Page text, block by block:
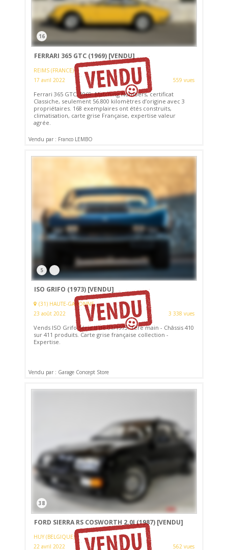
16
FERRARI 365 GTC (1969) [VENDU]
REIMS (FRANCE)
17 avril 2022
559 vues
Ferrari 365 GTC, 1969. Matching Numbers, certificat
Classiche, seulement 56.800 kilomètres d’origine avec 3
propriétaires. 168 exemplaires ont étés construits,
climatisation, carte grise Française, expertise valeur
agrée.
Vendu par : Franco LEMBO
5
ISO GRIFO (1973) [VENDU]
(31) HAUTE-GARONNE
23 août 2022
3 338 vues
Vends ISO Grifo Série II de 01/1973. 1ère main - Châssis 410
sur 411 produits. Carte grise française collection -
Expertise.
Vendu par : Garage Concept Store
38
FORD SIERRA RS COSWORTH 2.0I (1987) [VENDU]
HUY (BELGIQUE)
22 avril 2022
562 vues